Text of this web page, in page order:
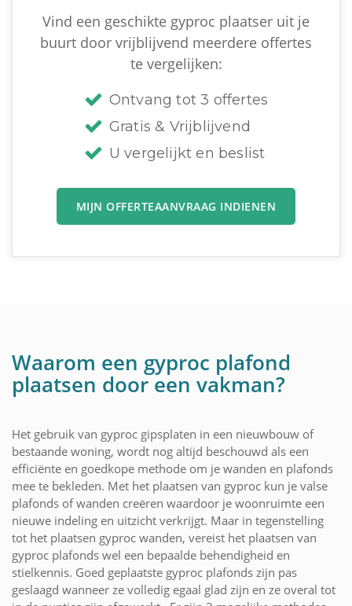
Vind een geschikte gyproc plaatser uit je
buurt door vrijblijvend meerdere offertes
te vergelijken:
Ontvang tot 3 offertes
Gratis & Vrijblijvend
U vergelijkt en beslist
MIJN OFFERTEAANVRAAG INDIENEN
Waarom een gyproc plafond
plaatsen door een vakman?
Het gebruik van gyproc gipsplaten in een nieuwbouw of
bestaande woning, wordt nog altijd beschouwd als een
efficiënte en goedkope methode om je wanden en plafonds
mee te bekleden. Met het plaatsen van gyproc kun je valse
plafonds of wanden creëren waardoor je woonruimte een
nieuwe indeling en uitzicht verkrijgt. Maar in tegenstelling
tot het plaatsen gyproc wanden, vereist het plaatsen van
gyproc plafonds wel een bepaalde behendigheid en
stielkennis. Goed geplaatste gyproc plafonds zijn pas
geslaagd wanneer ze volledig egaal glad zijn en ze overal tot